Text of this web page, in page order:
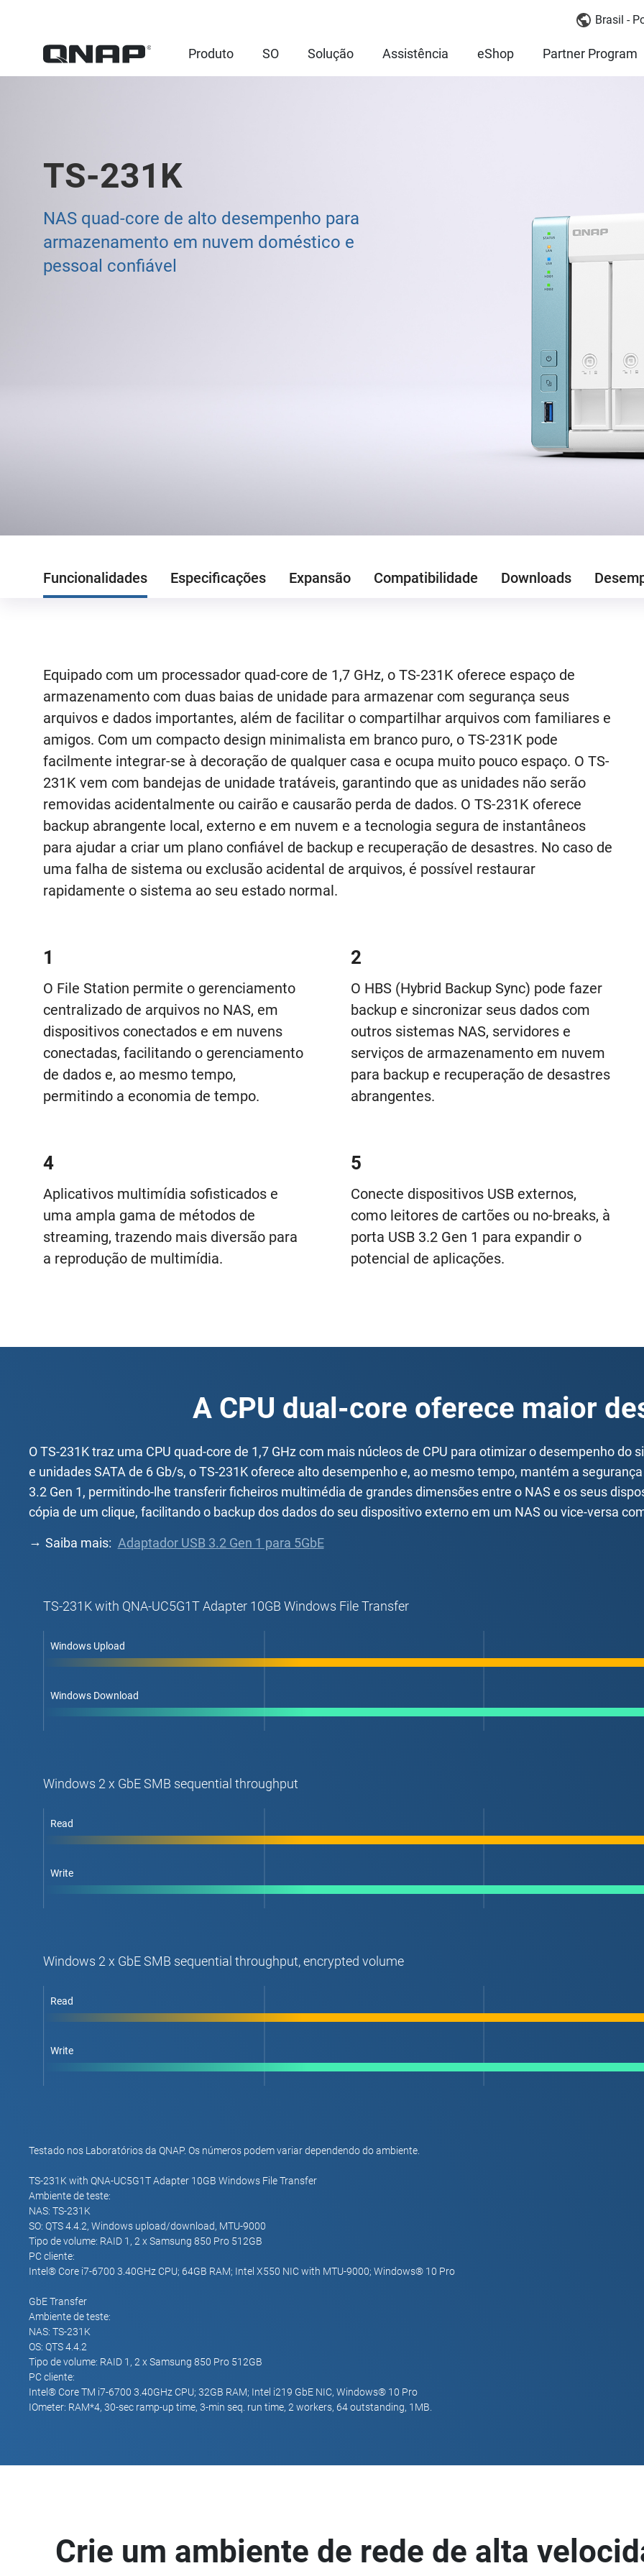
Brasil -
Produto SO Solução Assistência eShop Partner Program
TS-231K
NAS quad-core de alto desempenho para
armazenamento em nuvem doméstico e
pessoal confiável
Funcionalidades Especificações Expansão Compatibilidade Downloads
Equipado com um processador quad-core de 1,7 GHz, o TS-231K oferece espaço de
armazenamento com duas baias de unidade para armazenar com segurança seus
arquivos e dados importantes, além de facilitar o compartilhar arquivos com familiares e
amigos. Com um compacto design minimalista em branco puro, o TS-231K pode
facilmente integrar-se à decoração de qualquer casa e ocupa muito pouco espaço. O TS-
231K vem com bandejas de unidade tratáveis, garantindo que as unidades não serão
removidas acidentalmente ou cairão e causarão perda de dados. O TS-231K oferece
backup abrangente local, externo e em nuvem e a tecnologia segura de instantâneos
para ajudar a criar um plano confiável de backup e recuperação de desastres. No caso de
uma falha de sistema ou exclusão acidental de arquivos, é possível restaurar
rapidamente o sistema ao seu estado normal.
1
O File Station permite o gerenciamento
centralizado de arquivos no NAS, em
dispositivos conectados e em nuvens
conectadas, facilitando o gerenciamento
de dados e, ao mesmo tempo,
permitindo a economia de tempo.
2
O HBS (Hybrid Backup Sync) pode fazer
backup e sincronizar seus dados com
outros sistemas NAS, servidores e
serviços de armazenamento em nuvem
para backup e recuperação de desastres
abrangentes.
4
Aplicativos multimídia sofisticados e
uma ampla gama de métodos de
streaming, trazendo mais diversão para
a reprodução de multimídia.
5
Conecte dispositivos USB externos,
como leitores de cartões ou no-breaks, à
porta USB 3.2 Gen 1 para expandir o
potencial de aplicações.
A CPU dual-core oferece maior
O TS-231K traz uma CPU quad-core de 1,7 GHz com mais núcleos de CPU para otimizar o desempenho do
e unidades SATA de 6 Gb/s, o TS-231K oferece alto desempenho e, ao mesmo tempo, mantém a
3.2 Gen 1, permitindo-lhe transferir ficheiros multimédia de grandes dimensões entre o NAS e os seus
cópia de um clique, facilitando o backup dos dados do seu dispositivo externo em um NAS ou vice-versa
Saiba mais: Adaptador USB 3.2 Gen 1 para 5GbE
TS-231K with QNA-UC5G1T Adapter 10GB Windows File Transfer
Windows Upload
Windows Download
Windows 2 x GbE SMB sequential throughput
Read
Write
Windows 2 x GbE SMB sequential throughput, encrypted volume
Read
Write
Testado nos Laboratórios da QNAP. Os números podem variar dependendo do ambiente.
TS-231K with QNA-UC5G1T Adapter 10GB Windows File Transfer
Ambiente de teste:
NAS: TS-231K
SO: QTS 4.4.2, Windows upload/download, MTU-9000
Tipo de volume: RAID 1, 2 x Samsung 850 Pro 512GB
PC cliente:
Intel® Core i7-6700 3.40GHz CPU; 64GB RAM; Intel X550 NIC with MTU-9000; Windows® 10 Pro
GbE Transfer
Ambiente de teste:
NAS: TS-231K
OS: QTS 4.4.2
Tipo de volume: RAID 1, 2 x Samsung 850 Pro 512GB
PC cliente:
Intel® Core TM i7-6700 3.40GHz CPU; 32GB RAM; Intel i219 GbE NIC, Windows® 10 Pro
IOmeter: RAM*4, 30-sec ramp-up time, 3-min seq. run time, 2 workers, 64 outstanding, 1MB.
Crie um ambiente de rede de alta